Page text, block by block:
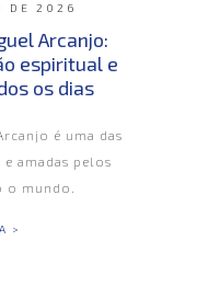
DE 2026
Arcanjo:
espiritual e
os dias
é uma das
amadas pelos
mundo.
>